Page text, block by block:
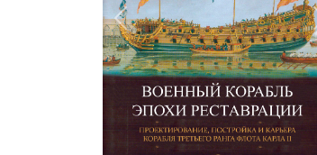
Предыдущий